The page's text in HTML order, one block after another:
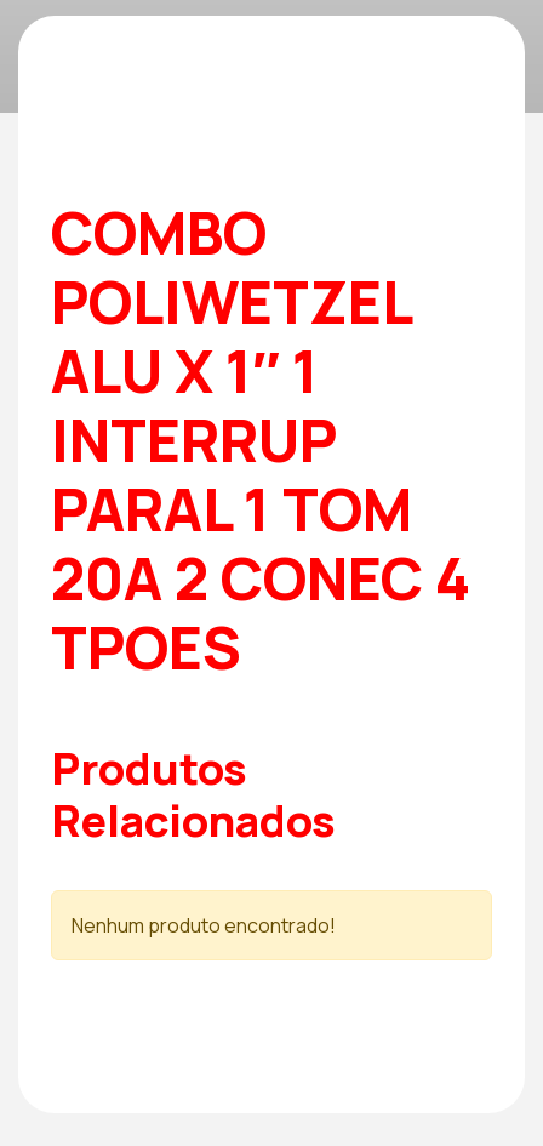
COMBO
POLIWETZEL
ALU X 1″ 1
INTERRUP
PARAL 1 TOM
20A 2 CONEC 4
TPOES
Produtos
Relacionados
Nenhum produto encontrado!